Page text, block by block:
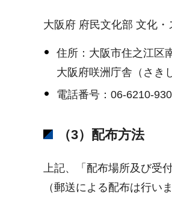
大阪府 府民文化部 文化
住所：大阪市住之江区
大阪府咲洲庁舎（さき
電話番号：06-6210-
（3）配布方法
上記、「配布場所及び受
（郵送による配布は行い